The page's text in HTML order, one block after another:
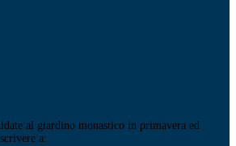
al giardino monastico in primavera ed
a: